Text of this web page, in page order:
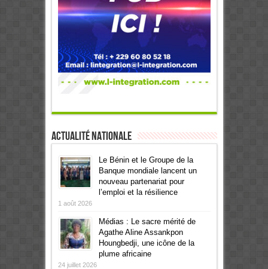
Actualité Nationale
Le Bénin et le Groupe de la
Banque mondiale lancent un
nouveau partenariat pour
l’emploi et la résilience
1 août 2026
Médias : Le sacre mérité de
Agathe Aline Assankpon
Houngbedji, une icône de la
plume africaine
24 juillet 2026